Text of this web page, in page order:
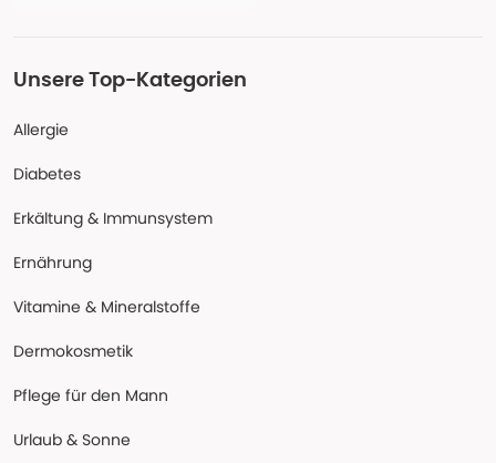
Unsere Top-Kategorien
Allergie
Diabetes
Erkältung & Immunsystem
Ernährung
Vitamine & Mineralstoffe
Dermokosmetik
Pflege für den Mann
Urlaub & Sonne